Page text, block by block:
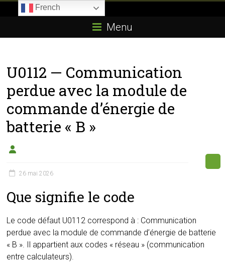
E85.com
passion
boîtier
éthanol
Menu
U0112 — Communication
perdue avec la module de
commande d’énergie de
batterie « B »
26 mai 2026
Que signifie le code
Le code défaut U0112 correspond à : Communication
perdue avec la module de commande d’énergie de batterie
« B ». Il appartient aux codes « réseau » (communication
entre calculateurs).
French